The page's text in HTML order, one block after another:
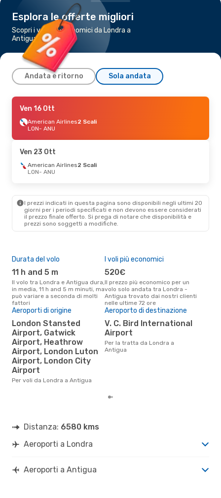
Esplora le offerte migliori
Scopri i voli più economici da Londra a
Antigua
Andata e ritorno Sola andata
Mar 3 Nov- Mer 4 Nov
British AirwaysDiretto
LON- ANU
ANU- LON
Lun 7 Set- Dom 13 Set
- LON
Lun 12 Ott - Dom 18 Ott
ANU- LON
Ven 16 Ott
American Airlines2 Scali
LON- ANU
Ven 23 Ott
American Airlines2 Scali
LON- ANU
I prezzi indicati in questa pagina sono disponibili negli ultimi 20
giorni per i periodi specificati e non devono essere considerati
il ​​prezzo finale offerto. Si prega di notare che disponibilità e
prezzi sono soggetti a modifiche.
Durata del volo
11 h and 5 m
Il volo tra Londra e Antigua dura,
in media, 11 h and 5 m minuti, ma
può variare a seconda di molti
fattori
I voli più economici
520€
Il prezzo più economico per un
volo solo andata tra Londra -
Antigua trovato dai nostri clienti
nelle ultime 72 ore
Aeroporti di origine
London Stansted
Airport, Gatwick
Airport, Heathrow
Airport, London Luton
Airport, London City
Airport
Per voli da Londra a Antigua
Aeroporto di destinazione
V. C. Bird International
Airport
Per la tratta da Londra a
Antigua
Distanza: 6580 kms
Aeroporti a Londra
Aeroporti a Antigua